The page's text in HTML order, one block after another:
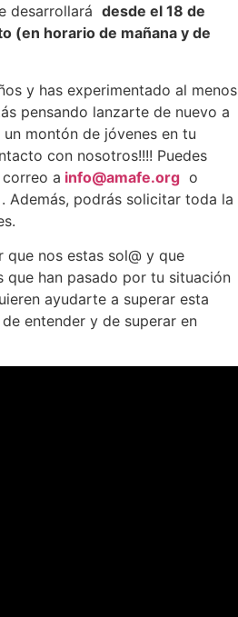
desarrollará desde el 18 de
(en horario de mañana y de
y has experimentado al menos
pensando lanzarte de nuevo a
montón de jóvenes en tu
con nosotros!!!! Puedes
a info@amafe.org o
. Además, podrás solicitar toda la
nos estas sol@ y que
que han pasado por tu situación
ayudarte a superar esta
entender y de superar en